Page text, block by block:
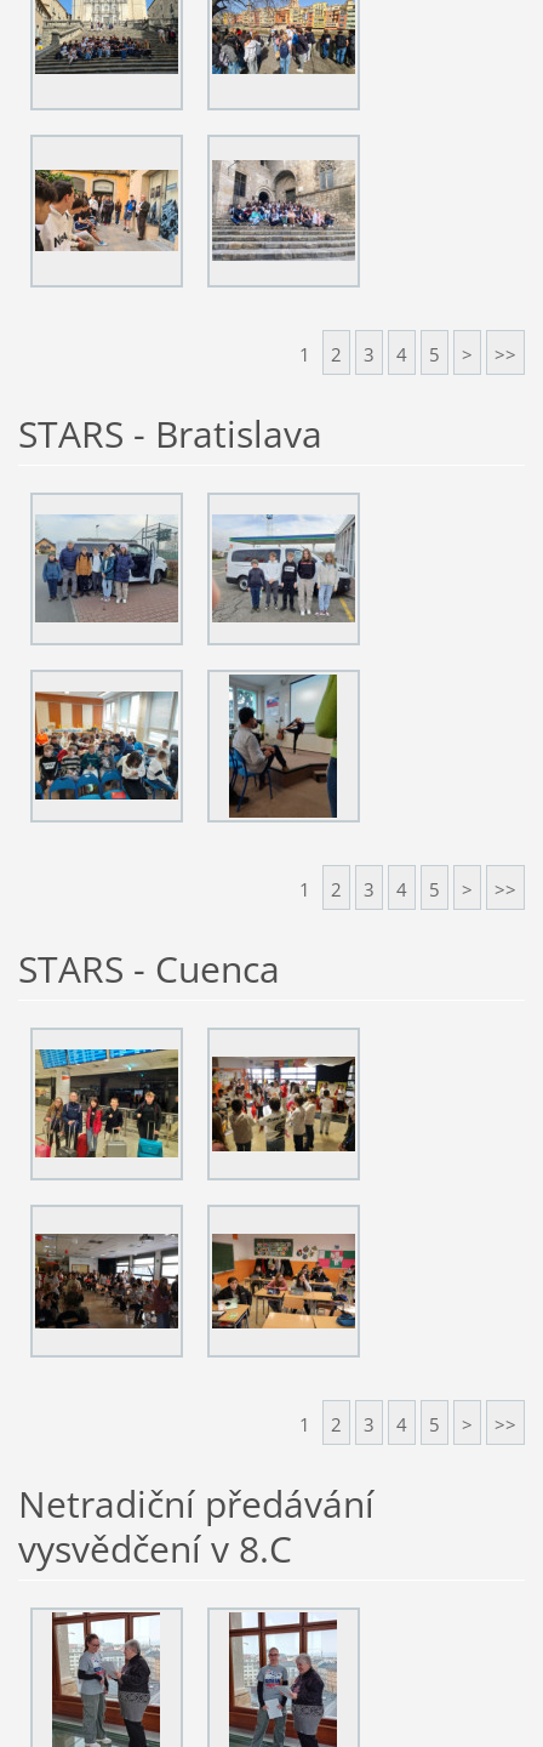
1 2 3 4 5 > >>
STARS - Bratislava
1 2 3 4 5 > >>
STARS - Cuenca
1 2 3 4 5 > >>
Netradiční předávání
vysvědčení v 8.C